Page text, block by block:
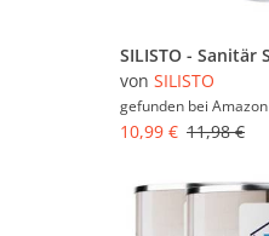
von SILISTO
gefunden bei Amazon
10,99 € 11,98 €